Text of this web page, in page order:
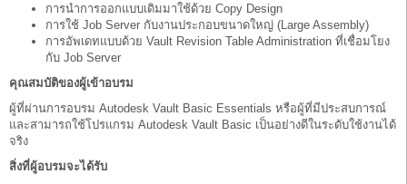
การนำการออกแบบเดิมมาใช้ด้วย Copy Design
การใช้ Job Server กับงานประกอบขนาดใหญ่ (Large Assembly)
การอัพเดทแบบด้วย Vault Revision Table Administration ที่เชื่อมโยง
กับ Job Server
คุณสมบัติของผู้เข้าอบรม
ผู้ที่ผ่านการอบรม Autodesk Vault Basic Essentials หรือผู้ที่มีประสบการณ์
และสามารถใช้โปรแกรม Autodesk Vault Basic เป็นอย่างดีในระดับใช้งานได้
จริง
สิ่งที่ผู้อบรมจะได้รับ